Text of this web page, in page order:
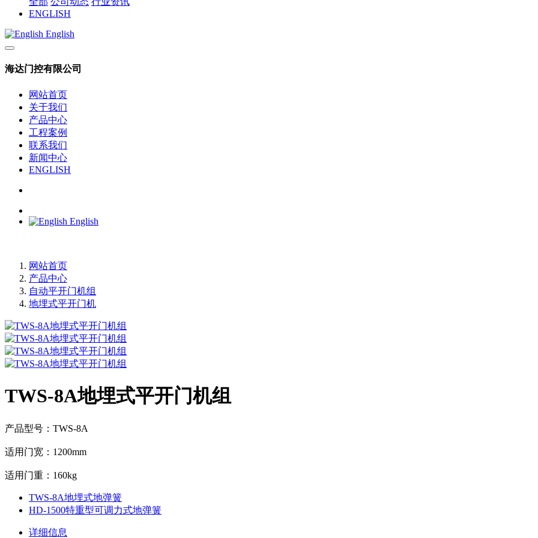
ENGLISH
English
海达门控有限公司
网站首页
关于我们
产品中心
工程案例
联系我们
新闻中心
ENGLISH
English
网站首页
产品中心
自动平开门机组
地埋式平开门机
TWS-8A地埋式平开门机组
产品型号：TWS-8A
适用门宽：1200mm
适用门重：160kg
TWS-8A地埋式地弹簧
HD-1500特重型可调力式地弹簧
详细信息